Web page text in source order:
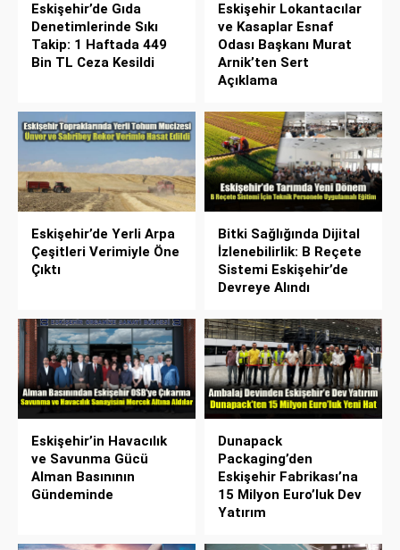
Eskişehir’de Gıda
Denetimlerinde Sıkı
Takip: 1 Haftada 449
Bin TL Ceza Kesildi
Eskişehir Lokantacılar
ve Kasaplar Esnaf
Odası Başkanı Murat
Arnik’ten Sert
Açıklama
Eskişehir’de Yerli Arpa
Çeşitleri Verimiyle Öne
Çıktı
Bitki Sağlığında Dijital
İzlenebilirlik: B Reçete
Sistemi Eskişehir’de
Devreye Alındı
Eskişehir’in Havacılık
ve Savunma Gücü
Alman Basınının
Gündeminde
Dunapack
Packaging’den
Eskişehir Fabrikası’na
15 Milyon Euro’luk Dev
Yatırım